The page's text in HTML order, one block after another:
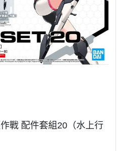
戰 配件套組20（水上行